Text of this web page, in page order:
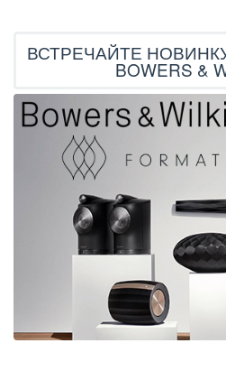
ВСТРЕЧАЙТЕ НОВИНКУ
BOWERS &